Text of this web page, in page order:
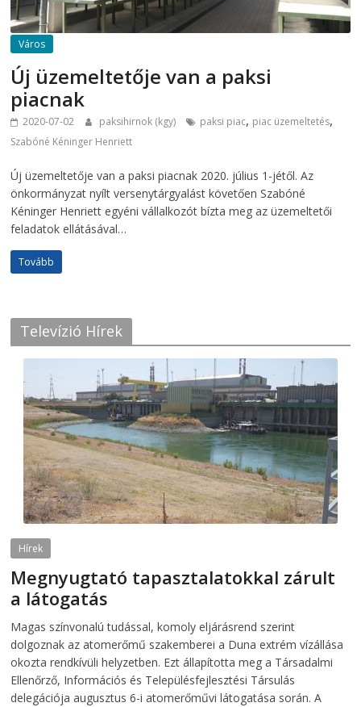
Város
Új üzemeltetője van a paksi
piacnak
2020-07-02 paksihirnok (kgy) paksi piac, piac üzemeltetés,
Szabóné Kéninger Henriett
Új üzemeltetője van a paksi piacnak 2020. július 1-jétől. Az
önkormányzat nyílt versenytárgyalást követően Szabóné
Kéninger Henriett egyéni vállalkozót bízta meg az üzemeltetői
feladatok ellátásával…
Tovább
Televízió Hírek
Hírek
Megnyugtató tapasztalatokkal zárult
a látogatás
Magas színvonalú tudással, komoly eljárásrend szerint
dolgoznak az atomerőmű szakemberei a Duna extrém vízállása
okozta rendkívüli helyzetben. Ezt állapította meg a Társadalmi
Ellenőrző, Információs és Településfejlesztési Társulás
delegációja augusztus 6-i atomerőművi látogatása során. A